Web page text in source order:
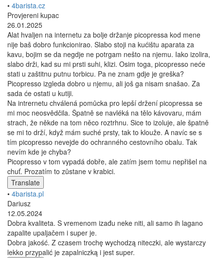
• 4barista.cz
Provjereni kupac
26.01.2025
Alat hvaljen na internetu za bolje držanje picopressa kod mene
nije baš dobro funkcionirao. Slabo stoji na kućištu aparata za
kavu, bojim se da negdje ne potrgam nešto na njemu. Iako izolira,
slabo drži, kad su mi prsti suhi, klizi. Osim toga, picopresso neće
stati u zaštitnu putnu torbicu. Pa ne znam gdje je greška?
Picopresso izgleda dobro u njemu, ali još ga nisam snašao. Za
sada će ostati u kutiji.
Na intrernetu chválená pomůcka pro lepší držení picopressa se
mi moc neosvědčila. Špatně se navléká na tělo kávovaru, mám
strach, že někde na tom něco roztrhnu. Sice to izoluje, ale špatně
se mi to drží, když mám suché prsty, tak to klouže. A navíc se s
tím picopresso nevejde do ochranného cestovního obalu. Tak
nevím kde je chyba?
Picopresso v tom vypadá dobře, ale zatím jsem tomu nepřišel na
chuť. Prozatím to zůstane v krabici.
Translate
• 4barista.pl
Dariusz
12.05.2024
Dobra kvaliteta. S vremenom izađu neke niti, ali samo ih lagano
zapalite upaljačem i super je.
Dobra jakość. Z czasem trochę wychodzą niteczki, ale wystarczy
lekko przypalić je zapalniczką i jest super.